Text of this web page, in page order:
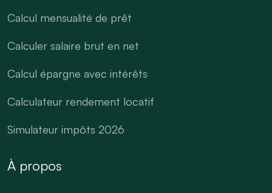
Calcul mensualité de prêt
Calculer salaire brut en net
Calcul épargne avec intérêts
Calculateur rendement locatif
Simulateur impôts 2026
À propos